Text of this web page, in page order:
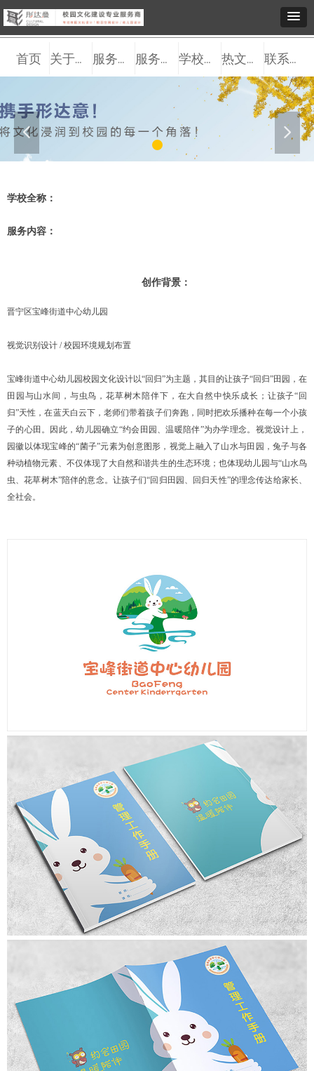
넳 넲
首页 关于我们 服务观点 服务内容 学校案例 热文推送 联系我们
晋宁区宝峰街道中心幼儿园
视觉识别设计 / 校园环境规划布置
宝峰街道中心幼儿园校园文化设计以“回归”为主题，其目的让孩子“回归”田园，在
田园与山水间，与虫鸟，花草树木陪伴下，在大自然中快乐成长；让孩子“回
归”天性，在蓝天白云下，老师们带着孩子们奔跑，同时把欢乐播种在每一个小孩
子的心田。因此，幼儿园确立“约会田园、温暖陪伴”为办学理念。视觉设计上，
园徽以体现宝峰的“菌子”元素为创意图形，视觉上融入了山水与田园，兔子与各
种动植物元素、不仅体现了大自然和谐共生的生态环境；也体现幼儿园与“山水鸟
虫、花草树木”陪伴的意念。让孩子们“回归田园、回归天性”的理念传达给家长、
全社会。
学校全称：
服务内容：
创作背景：